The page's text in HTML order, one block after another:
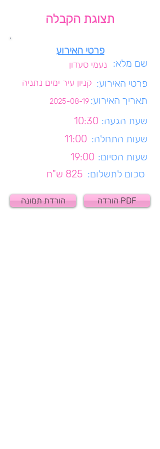
תצוגת הקבלה
פרטי האירוע
נעמי סעדון שם מלא:
קניון עיר ימים נתניה פרטי האירוע:
2025-08-19 תאריך האירוע:
10:30 שעת הגעה:
11:00 שעות התחלה:
19:00 שעות הסיום:
825 ש"ח סכום לתשלום:
הורדת תמונה הורדה PDF